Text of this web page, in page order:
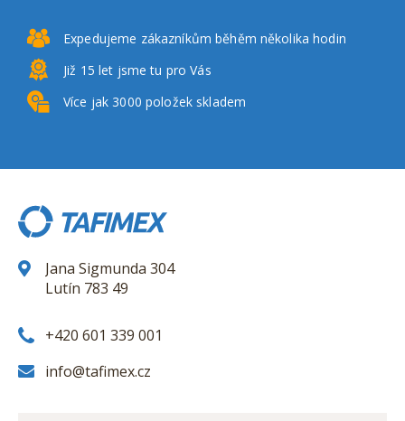
Expedujeme zákazníkům běhěm několika hodin
Již 15 let jsme tu pro Vás
Více jak 3000 položek skladem
Jana Sigmunda 304
Lutín 783 49
+420 601 339 001
info@tafimex.cz